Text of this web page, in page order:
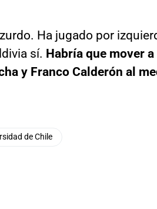
Ha jugado por
sí. Habría que mover a
y Franco Calderón al
de Chile